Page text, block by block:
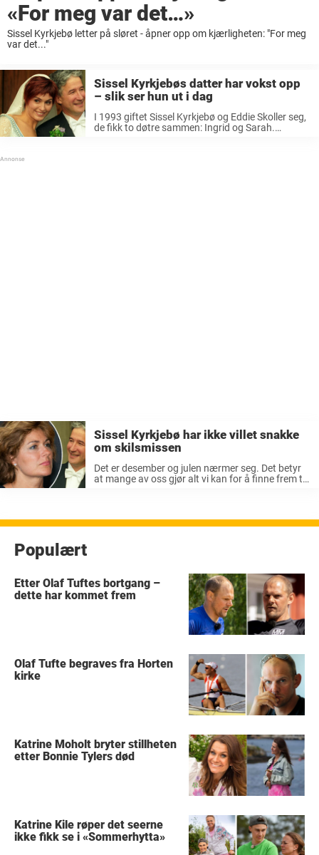
«For meg var det…»
Sissel Kyrkjebø letter på sløret - åpner opp om kjærligheten: "For meg
var det..."
Sissel Kyrkjebøs datter har vokst opp
– slik ser hun ut i dag
I 1993 giftet Sissel Kyrkjebø og Eddie Skoller seg,
de fikk to døtre sammen: Ingrid og Sarah.
Sissel Kyrkjebø har ikke villet snakke
om skilsmissen
Det er desember og julen nærmer seg. Det betyr
at mange av oss gjør alt vi kan for å finne frem til
Populært
Etter Olaf Tuftes bortgang –
dette har kommet frem
Olaf Tufte begraves fra Horten
kirke
Katrine Moholt bryter stillheten
etter Bonnie Tylers død
Katrine Kile røper det seerne
ikke fikk se i «Sommerhytta»